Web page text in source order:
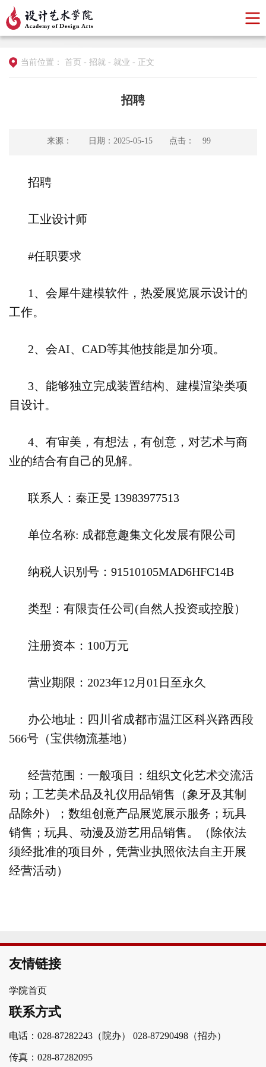
当前位置： 首页 - 招就 - 就业 - 正文
招聘
来源： 日期：2025-05-15 点击： 99
招聘
工业设计师
#任职要求
1、会犀牛建模软件，热爱展览展示设计的
工作。
2、会AI、CAD等其他技能是加分项。
3、能够独立完成装置结构、建模渲染类项
目设计。
4、有审美，有想法，有创意，对艺术与商
业的结合有自己的见解。
联系人：秦正旻 13983977513
单位名称: 成都意趣集文化发展有限公司
纳税人识别号：91510105MAD6HFC14B
类型：有限责任公司(自然人投资或控股）
注册资本：100万元
营业期限：2023年12月01日至永久
办公地址：四川省成都市温江区科兴路西段
566号（宝供物流基地）
经营范围：一般项目：组织文化艺术交流活
动；工艺美术品及礼仪用品销售（象牙及其制
品除外）；数组创意产品展览展示服务；玩具
销售；玩具、动漫及游艺用品销售。（除依法
须经批准的项目外，凭营业执照依法自主开展
经营活动）
友情链接
学院首页
联系方式
电话：028-87282243（院办） 028-87290498（招办）
传真：028-87282095